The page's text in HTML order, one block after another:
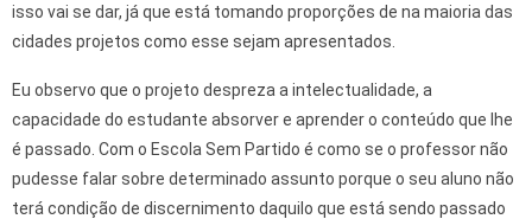
isso vai se dar, já que está tomando proporções de na maioria das
cidades projetos como esse sejam apresentados.
Eu observo que o projeto despreza a intelectualidade, a
capacidade do estudante absorver e aprender o conteúdo que lhe
é passado. Com o Escola Sem Partido é como se o professor não
pudesse falar sobre determinado assunto porque o seu aluno não
terá condição de discernimento daquilo que está sendo passado